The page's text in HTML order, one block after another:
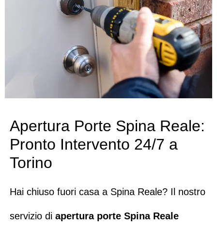
Apertura Porte Spina Reale:
Pronto Intervento 24/7 a
Torino
Hai chiuso fuori casa a Spina Reale? Il nostro
servizio di apertura porte Spina Reale